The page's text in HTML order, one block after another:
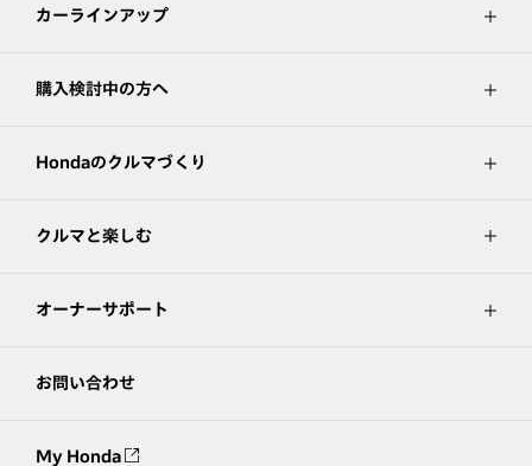
カーラインアップ
購入検討中の方へ
Hondaのクルマづくり
クルマと楽しむ
オーナーサポート
お問い合わせ
My Honda